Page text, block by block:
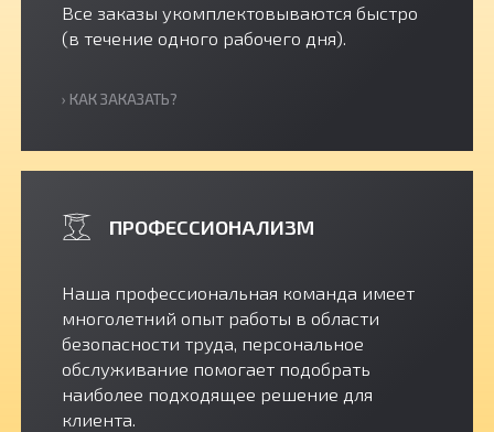
Все заказы укомплектовываются быстро
(в течение одного рабочего дня).
› КАК ЗАКАЗАТЬ?
ПРОФЕССИОНАЛИЗМ
Наша профессиональная команда имеет
многолетний опыт работы в области
безопасности труда, персональное
обслуживание помогает подобрать
наиболее подходящее решение для
клиента.